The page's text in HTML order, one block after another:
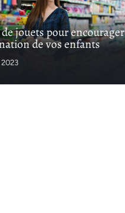
de jouets pour encourager
de vos enfants
2023